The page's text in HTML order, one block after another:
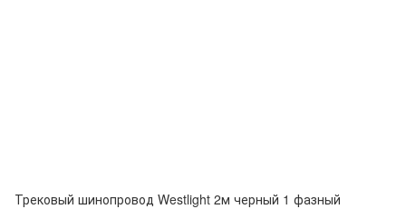
Трековый шинопровод Westlight 2м черный 1 фазный